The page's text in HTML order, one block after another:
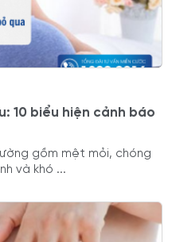
10 biểu hiện cảnh báo
gồm mệt mỏi, chóng
và khó ...